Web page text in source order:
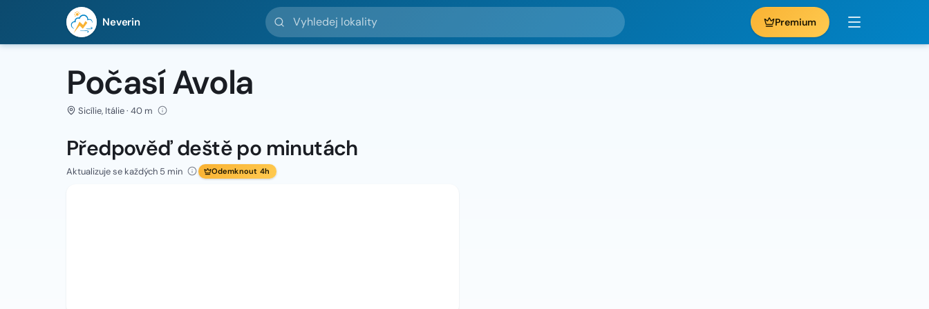
Neverin
Vyhledej lokality
Premium
Počasí Avola
Sicílie, Itálie · 40 m
Předpověď deště po minutách
Aktualizuje se každých 5 min Odemknout 4h